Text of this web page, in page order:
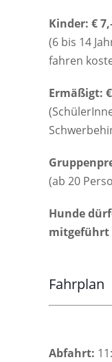
Kinder: €
(6 bis 14
fahren
Ermäßigt:
(ab 20
Hunde
mitgeführt
Fahrplan
Abfahrt: